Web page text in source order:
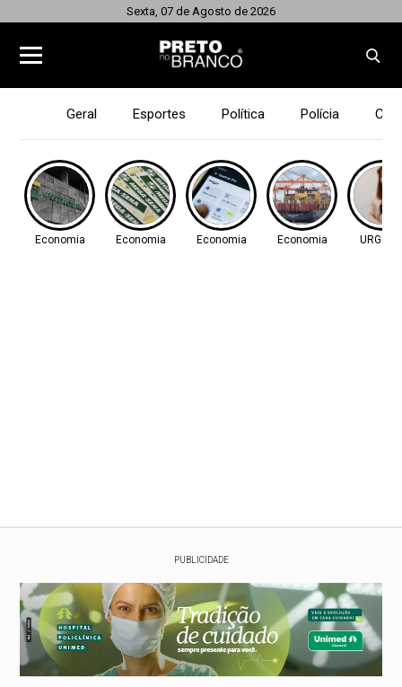
Sexta, 07 de Agosto de 2026
Geral Esportes Política Polícia
Economia Economia Economia Economia
PUBLICIDADE